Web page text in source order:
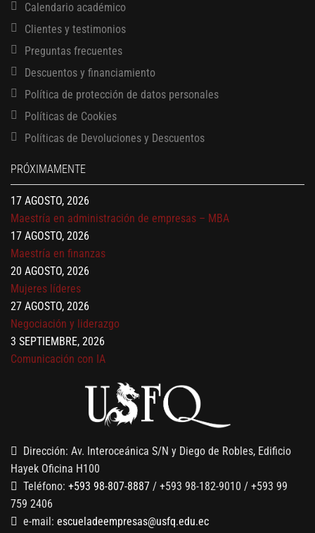
Calendario académico
Clientes y testimonios
Preguntas frecuentes
Descuentos y financiamiento
Política de protección de datos personales
Políticas de Cookies
Políticas de Devoluciones y Descuentos
PRÓXIMAMENTE
13 AGOSTO, 2026
Finanzas para no financieros
17 AGOSTO, 2026
Gerencia de empresas familiares
17 AGOSTO, 2026
Maestría en administración de empresas – MBA
17 AGOSTO, 2026
Maestría en finanzas
20 AGOSTO, 2026
Mujeres líderes
27 AGOSTO, 2026
Negociación y liderazgo
3 SEPTIEMBRE, 2026
Comunicación con IA
Gobernanza de datos
Finanzas para no financieros
Dirección: Av. Interoceánica S/N y Diego de Robles, Edificio
Hayek Oficina H100
Teléfono: +593 98-807-8887 / +593 98-182-9010 / +593 99
759 2406
e-mail: escueladeempresas@usfq.edu.ec